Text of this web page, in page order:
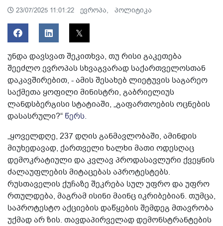
23/07/2025 11:01:22 ევროპა, პოლიტიკა
უნდა დავსვათ შეკითხვა, თუ რისი გაკეთება
შეეძლო ევროპას სხვაგვარად საქართველოსთან
დაკავშირებით, - ამის შესახებ ლიეტუვის საგარეო
საქმეთა ყოფილი მინისტრი, გაბრიელიუს
ლანდსბერგისი სტატიაში, „გაფართოების ოცნების
დასასრული?“ წერს.
„ყოველდღე, 237 დღის განმავლობაში, ამინდის
მიუხედავად, ქართველი ხალხი მათი ოდესღაც
დემოკრატიული და კვლავ პროდასავლური ქვეყნის
ძალაუფლების მიტაცებას აპროტესტებს.
რუსთაველის ქუჩაზე შეკრება სულ უფრო და უფრო
რთულდება, მაგრამ ისინი მაინც იკრიბებიან. თუმცა,
საპროტესტო აქციების დაწყების შემდეგ მთავრობა
უქმად არ ზის. თავდაპირველად დემონსტრანტების